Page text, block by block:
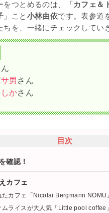
をつとめるのは、「 カフェ＆
」こと 小林由依です。表参道
ちを、一緒にチェックしてい
男 さん
かさん
目次
確認！
カフェ
たカフェ「Nicolai Bergmann NOMU」
ムライスが大人気「Little pool coffee」